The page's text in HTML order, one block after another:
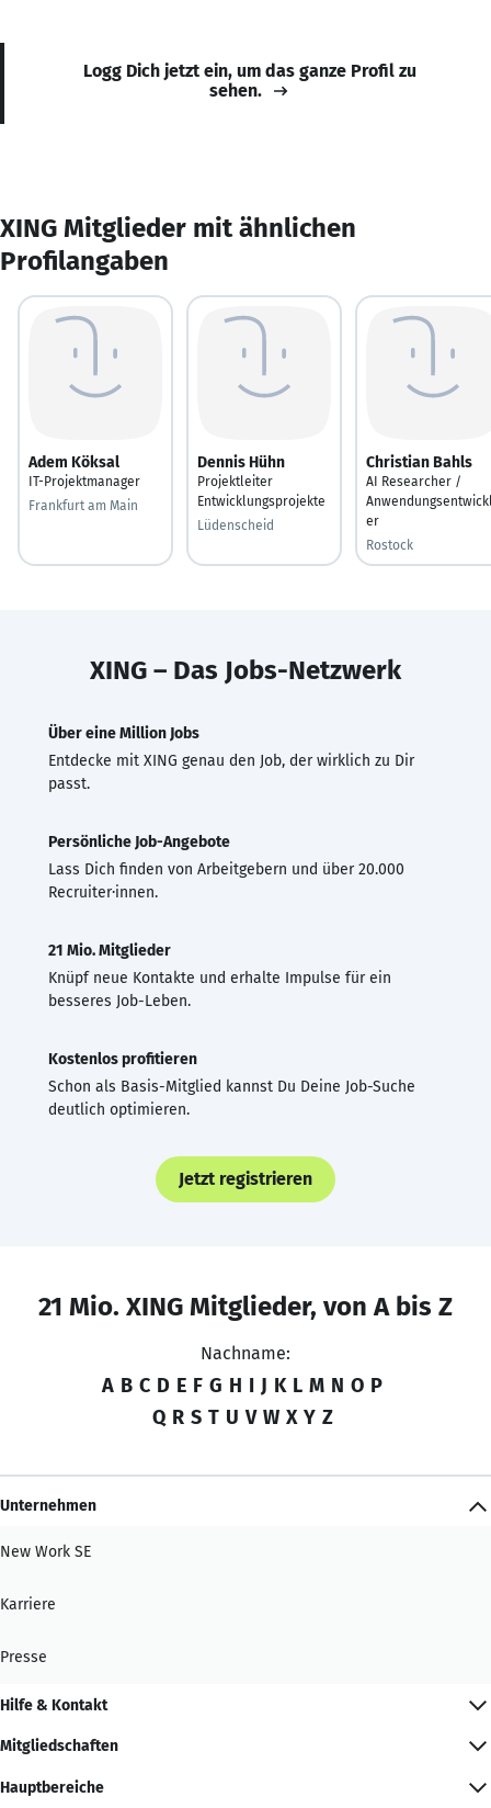
Logg Dich jetzt ein, um das ganze Profil zu
sehen.
XING Mitglieder mit ähnlichen
Profilangaben
Adem Köksal
IT-Projektmanager
Frankfurt am Main
Dennis Hühn
Projektleiter
Entwicklungsprojekte
Lüdenscheid
Christian Bahls
AI Researcher /
er
Rostock
XING – Das Jobs-Netzwerk
Über eine Million Jobs
Entdecke mit XING genau den Job, der wirklich zu Dir
passt.
Persönliche Job-Angebote
Lass Dich finden von Arbeitgebern und über 20.000
Recruiter·innen.
21 Mio. Mitglieder
Knüpf neue Kontakte und erhalte Impulse für ein
besseres Job-Leben.
Kostenlos profitieren
Schon als Basis-Mitglied kannst Du Deine Job-Suche
deutlich optimieren.
Jetzt registrieren
21 Mio. XING Mitglieder, von A bis Z
Nachname:
A B C D E F G H I J K L M N O P
Q R S T U V W X Y Z
Unternehmen
New Work SE
Karriere
Presse
Hilfe & Kontakt
Mitgliedschaften
Hauptbereiche